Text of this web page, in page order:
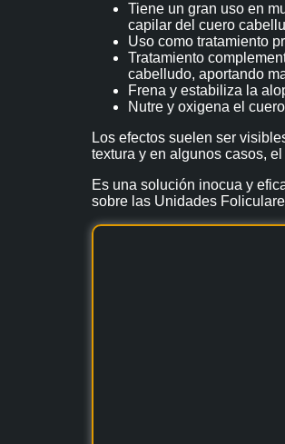
Tiene un gran uso en
capilar del cuero
Uso como tratamiento
Tratamiento
cabelludo, aportando
Frena y estabiliza la
Nutre y oxigena el
Los efectos suelen ser
textura y en algunos casos,
Es una solución inocua y
sobre las Unidades